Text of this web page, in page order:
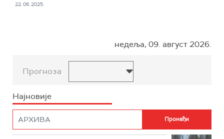
22. 06. 2025.
недеља, 09. август 2026.
Прогноза
Најновије